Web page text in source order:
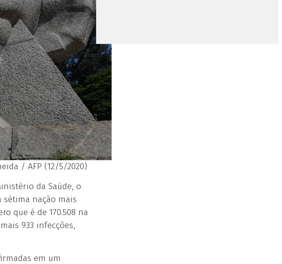
/ AFP (12/5/2020)
da Saúde, o
sétima nação mais
que é de 170.508 na
933 infecções,
em um